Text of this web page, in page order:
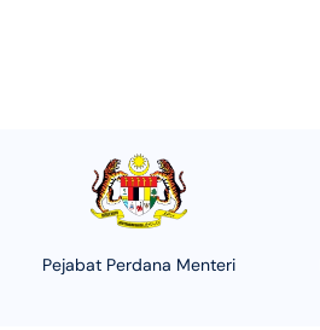
Pejabat Perdana Menteri